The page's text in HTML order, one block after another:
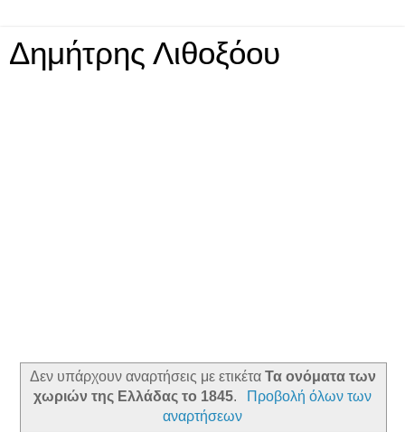
Δημήτρης Λιθοξόου
Δεν υπάρχουν αναρτήσεις με ετικέτα Τα ονόματα των
χωριών της Ελλάδας το 1845.
Προβολή όλων των
αναρτήσεων